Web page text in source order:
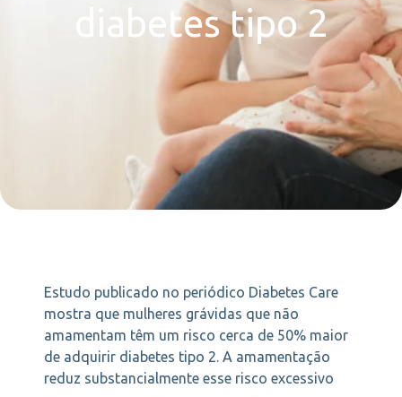
diabetes tipo 2
Estudo publicado no periódico Diabetes Care
mostra que mulheres grávidas que não
amamentam têm um risco cerca de 50% maior
de adquirir diabetes tipo 2. A amamentação
reduz substancialmente esse risco excessivo